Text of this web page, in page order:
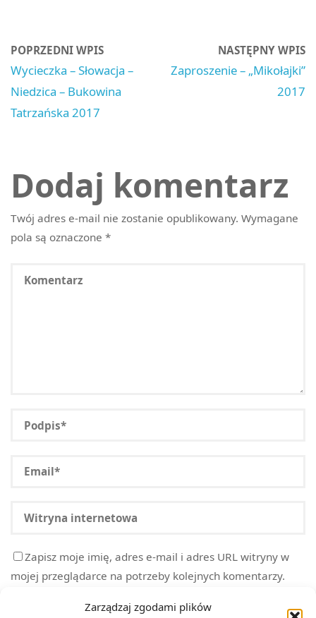
Zarządzaj zgodami plików
POPRZEDNI WPIS
Wycieczka – Słowacja –
Niedzica – Bukowina
Tatrzańska 2017
NASTĘPNY WPIS
Zaproszenie – „Mikołajki”
2017
Dodaj komentarz
Twój adres e-mail nie zostanie opublikowany. Wymagane
pola są oznaczone*
Zapisz moje imię, adres e-mail i adres URL witryny w
mojej przeglądarce na potrzeby kolejnych komentarzy.